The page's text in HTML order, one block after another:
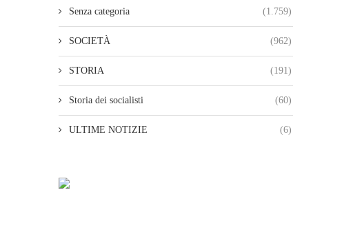
Senza categoria (1.759)
SOCIETÀ (962)
STORIA (191)
Storia dei socialisti (60)
ULTIME NOTIZIE (6)